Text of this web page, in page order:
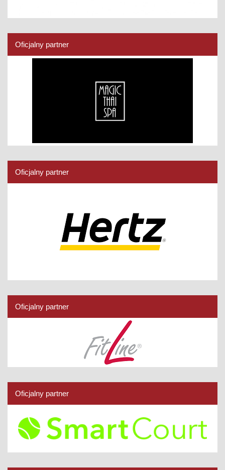
Oficjalny partner
Oficjalny partner
Oficjalny partner
Oficjalny partner